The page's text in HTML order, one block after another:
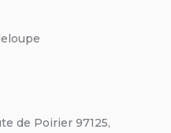
de Poirier 97125,